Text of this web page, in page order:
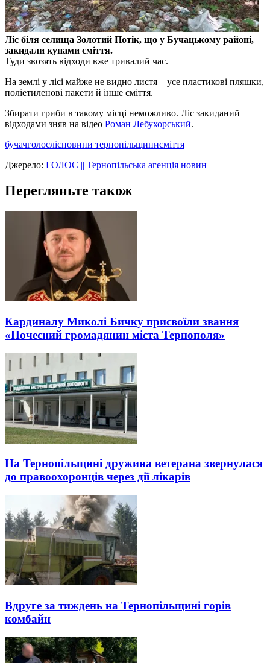
Ліс біля селища Золотий Потік, що у Бучацькому районі,
закидали купами сміття.
Туди звозять відходи вже тривалий час.
На землі у лісі майже не видно листя – усе пластикові пляшки,
поліетиленові пакети й інше сміття.
Збирати гриби в такому місці неможливо. Ліс закиданий
відходами зняв на відео Роман Лебухорський.
бучачголослісновини тернопільщинисміття
Джерело: ГОЛОС || Тернопільська агенція новин
Перегляньте також
Кардиналу Миколі Бичку присвоїли звання
«Почесний громадянин міста Тернополя»
На Тернопільщині дружина ветерана звернулася
до правоохоронців через дії лікарів
Вдруге за тиждень на Тернопільщині горів
комбайн